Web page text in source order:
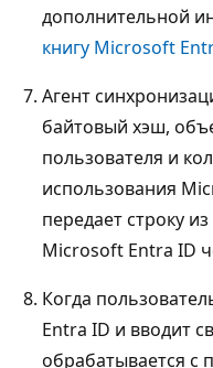
дополнительной
книгу Microsoft
Агент
байтовый хэш,
пользователя и
использования
передает строку
Microsoft Entra ID
Когда
Entra ID и вводит
обрабатывается с